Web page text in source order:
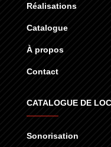
Réalisations
Catalogue
À propos
Contact
CATALOGUE DE
Sonorisation